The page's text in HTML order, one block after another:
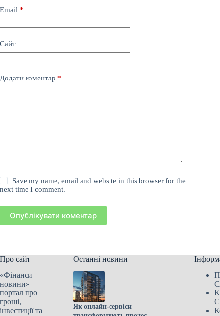
Email *
Сайт
Додати коментар *
Save my name, email and website in this browser for the
next time I comment.
Опублікувати коментар
Про сайт
«Фінанси
новини» —
портал про
гроші,
інвестиції та
Останні новини
Як онлайн-сервіси